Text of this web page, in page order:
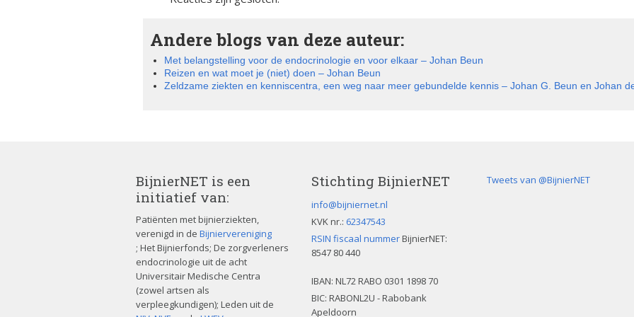
Andere blogs van deze auteur:
Met belangstelling voor de endocrinologie en voor elkaar – Johan Beun
Reizen en wat moet je (niet) doen – Johan Beun
Zeldzame ziekten en kenniscentra, een weg naar meer gebundelde kennis – Johan G. Beun en Johan
BijnierNET is een
initiatief van:
Patiënten met bijnierziekten,
verenigd in de Bijniervereniging
; Het Bijnierfonds; De zorgverleners
endocrinologie uit de acht
Universitair Medische Centra
(zowel artsen als
verpleegkundigen); Leden uit de
Stichting BijnierNET
info@bijniernet.nl
KVK nr.: 62347543
RSIN fiscaal nummerBijnierNET:
8547 80 440
IBAN: NL72 RABO 0301 1898 70
BIC: RABONL2U - Rabobank
Apeldoorn
Tweets van @BijnierNET